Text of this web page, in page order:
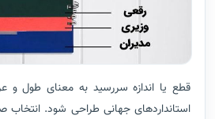
قطع یا اندازه سررسید به معنای طول
استانداردهای جهانی طراحی شود.